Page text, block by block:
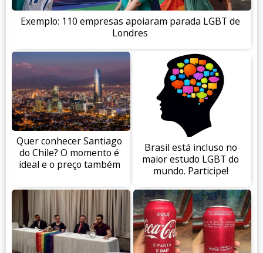
Exemplo: 110 empresas apoiaram parada LGBT de
Londres
Quer conhecer Santiago
do Chile? O momento é
ideal e o preço também
Brasil está incluso no
maior estudo LGBT do
mundo. Participe!